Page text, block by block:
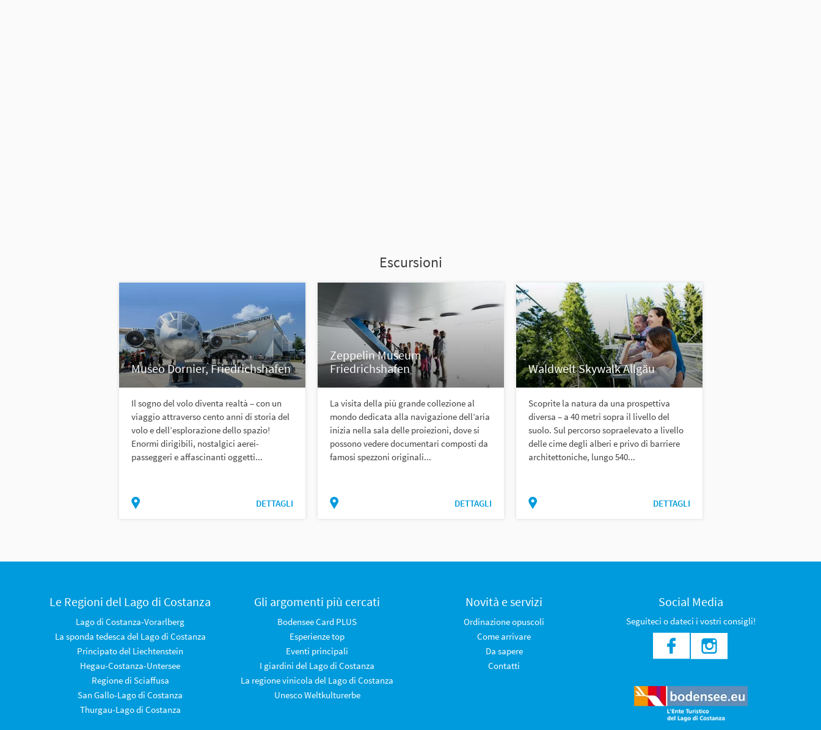
Escursioni
Museo Dornier, Friedrichshafen
Il sogno del volo diventa realtà – con un
viaggio attraverso cento anni di storia del
volo e dell’esplorazione dello spazio!
Enormi dirigibili, nostalgici aerei-
passeggeri e affascinanti oggetti...
DETTAGLI
Zeppelin Museum
Friedrichshafen
La visita della più grande collezione al
mondo dedicata alla navigazione dell’aria
inizia nella sala delle proiezioni, dove si
possono vedere documentari composti da
famosi spezzoni originali...
DETTAGLI
Waldwelt Skywalk Allgäu
Scoprite la natura da una prospettiva
diversa – a 40 metri sopra il livello del
suolo. Sul percorso sopraelevato a livello
delle cime degli alberi e privo di barriere
architettoniche, lungo 540...
DETTAGLI
Le Regioni del Lago di Costanza
Lago di Costanza-Vorarlberg
La sponda tedesca del Lago di Costanza
Principato del Liechtenstein
Hegau-Costanza-Untersee
Regione di Sciaffusa
San Gallo-Lago di Costanza
Thurgau-Lago di Costanza
Gli argomenti più cercati
Bodensee Card PLUS
Esperienze top
Eventi principali
I giardini del Lago di Costanza
La regione vinicola del Lago di Costanza
Unesco Weltkulturerbe
Novità e servizi
Ordinazione opuscoli
Come arrivare
Da sapere
Contatti
Social Media
Seguiteci o dateci i vostri consigli!